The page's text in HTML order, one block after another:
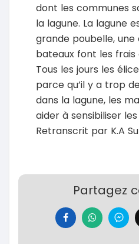
dont les communes
la lagune. La lagune
grande poubelle, une
bateaux font les
Tous les jours les
parce qu’il y a trop
dans la lagune, les
aider à sensibiliser
Retranscrit par K.A
Partagez